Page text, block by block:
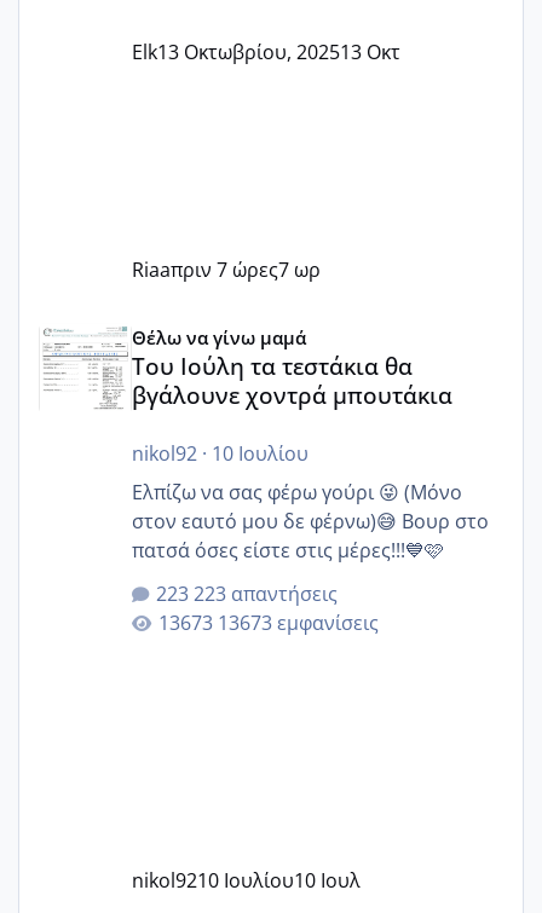
Elk13 Οκτωβρίου, 202513 Οκτ
Riaaπριν 7 ώρες7 ωρ
Θέλω να γίνω μαμά
Του Ιούλη τα τεστάκια θα
βγάλουνε χοντρά μπουτάκια
nikol92· 10 Ιουλίου
Ελπίζω να σας φέρω γούρι 😜 (Μόνο
στον εαυτό μου δε φέρνω)😅 Βουρ στο
πατσά όσες είστε στις μέρες!!!💙🩷
223 απαντήσεις
13673 εμφανίσεις
nikol9210 Ιουλίου10 Ιουλ